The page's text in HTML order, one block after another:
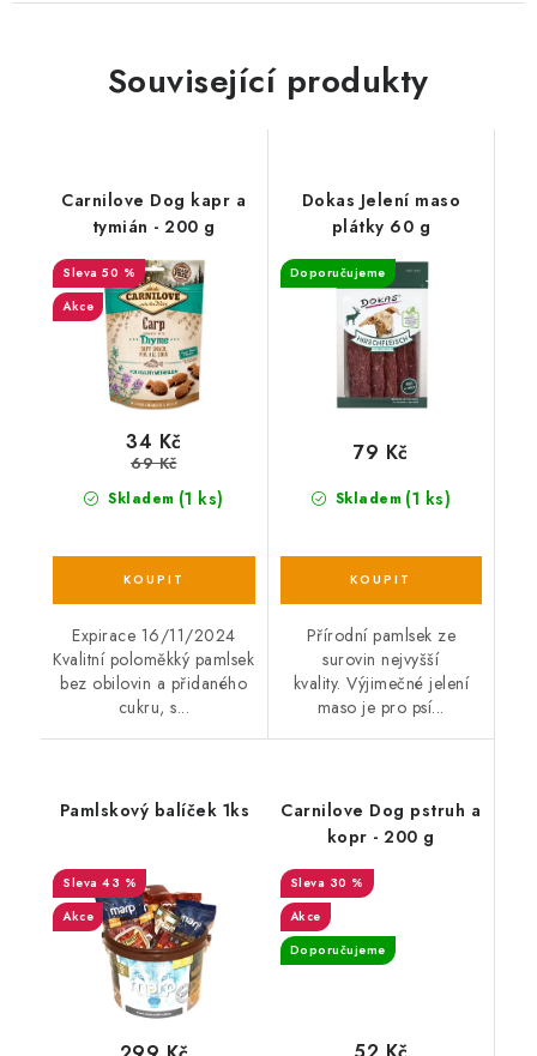
Související produkty
Carnilove Dog kapr a
tymián - 200 g
50 %
Akce
Skladem (1 ks)
34 Kč
69 Kč
Expirace 16/11/2024
Kvalitní poloměkký pamlsek
bez obilovin a přidaného
cukru, s...
Dokas Jelení maso
plátky 60 g
Doporučujeme
Skladem (1 ks)
79 Kč
Přírodní pamlsek ze
surovin nejvyšší
kvality. Výjimečné jelení
maso je pro psí...
Pamlskový balíček 1ks
43 %
Akce
Carnilove Dog pstruh a
kopr - 200 g
30 %
Akce
Doporučujeme